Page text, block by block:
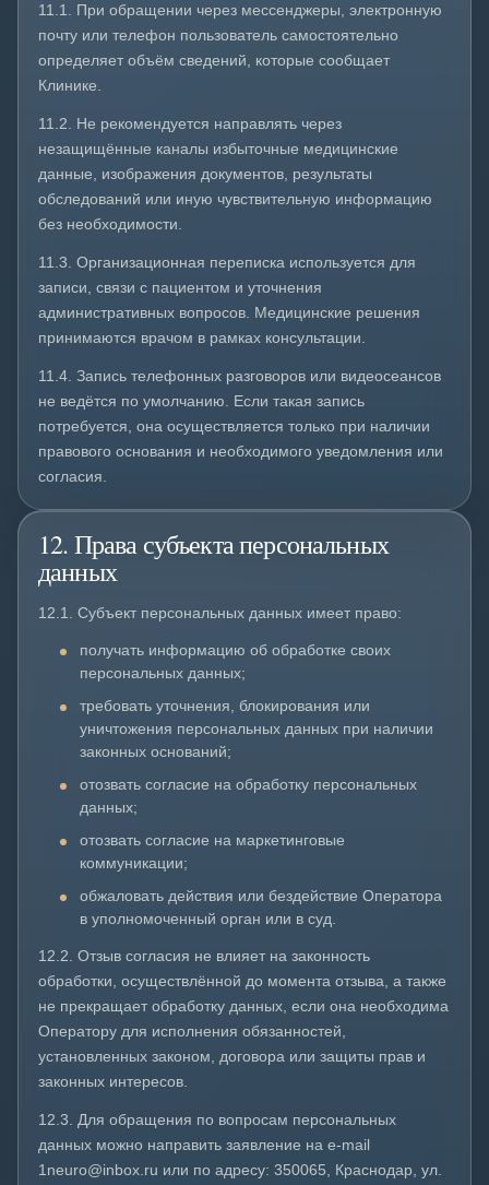
11.1. При обращении через мессенджеры, электронную
почту или телефон пользователь самостоятельно
определяет объём сведений, которые сообщает
Клинике.
11.2. Не рекомендуется направлять через
незащищённые каналы избыточные медицинские
данные, изображения документов, результаты
обследований или иную чувствительную информацию
без необходимости.
11.3. Организационная переписка используется для
записи, связи с пациентом и уточнения
административных вопросов. Медицинские решения
принимаются врачом в рамках консультации.
11.4. Запись телефонных разговоров или видеосеансов
не ведётся по умолчанию. Если такая запись
потребуется, она осуществляется только при наличии
правового основания и необходимого уведомления или
согласия.
12. Права субъекта персональных
данных
12.1. Субъект персональных данных имеет право:
получать информацию об обработке своих
персональных данных;
требовать уточнения, блокирования или
уничтожения персональных данных при наличии
законных оснований;
отозвать согласие на обработку персональных
данных;
отозвать согласие на маркетинговые
коммуникации;
обжаловать действия или бездействие Оператора
в уполномоченный орган или в суд.
12.2. Отзыв согласия не влияет на законность
обработки, осуществлённой до момента отзыва, а также
не прекращает обработку данных, если она необходима
Оператору для исполнения обязанностей,
установленных законом, договора или защиты прав и
законных интересов.
12.3. Для обращения по вопросам персональных
данных можно направить заявление на e-mail
1neuro@inbox.ru или по адресу: 350065, Краснодар, ул.